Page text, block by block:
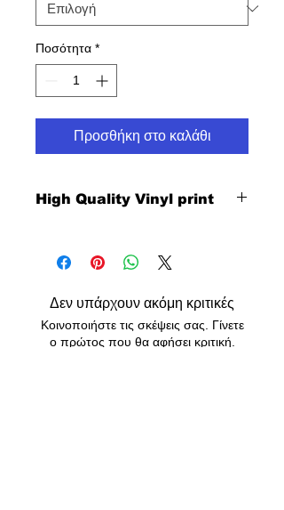
Ποσότητα *
Προσθήκη στο καλάθι
High Quality Vinyl print
Δεν υπάρχουν ακόμη κριτικές
Κοινοποιήστε τις σκέψεις σας. Γίνετε
ο πρώτος που θα αφήσει κριτική.